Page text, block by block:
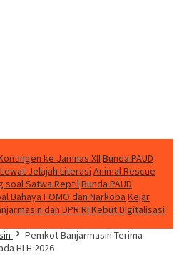
ke Jamnas XII Bunda PAUD
Jelajah Literasi Animal Rescue
soal Satwa ReptilBunda PAUD
Bahaya FOMO dan Narkoba Kejar
dan DPR RI Kebut Digitalisasi
Pemkot Banjarmasin Terima
HLH 2026